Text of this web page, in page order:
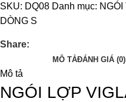
SKU: DQ08 Danh mục:
DÒNG S
Share:
MÔ TẢĐÁNH GIÁ (0)
Mô tả
NGÓI LỢP